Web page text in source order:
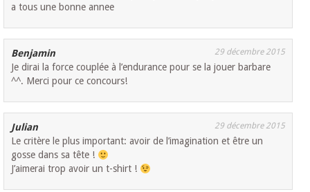
a tous une bonne annee
Benjamin 29 décembre 2015
Je dirai la force couplée à l’endurance pour se la jouer barbare
^^. Merci pour ce concours!
Julian 29 décembre 2015
Le critère le plus important: avoir de l’imagination et être un
gosse dans sa tête !
J’aimerai trop avoir un t-shirt !